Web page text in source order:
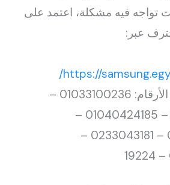
تواجه فيه مشكلة، اعتمد على
عبر:
https://
أو الاتصال على الأرقام: 01033100236 –
01033100381 – 01040424185 –
01040424186 – 0233043181 –